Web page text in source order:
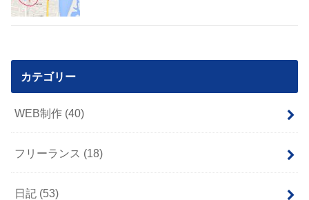
カテゴリー
WEB制作 (40)
フリーランス (18)
日記 (53)